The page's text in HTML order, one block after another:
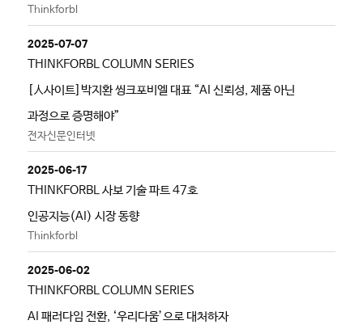
Thinkforbl
2025-07-07
THINKFORBL COLUMN SERIES
[人사이트]박지환 씽크포비엘 대표 “AI 신뢰성, 제품 아닌
과정으로 증명해야”
전자신문인터넷
2025-06-17
THINKFORBL 사보 기술 파트 47호
인공지능(AI) 시장 동향
Thinkforbl
2025-06-02
THINKFORBL COLUMN SERIES
AI 패러다임 전환, ‘우리다움’으로 대처하자